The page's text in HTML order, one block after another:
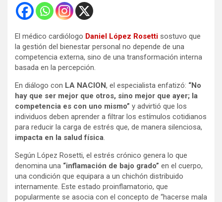
El médico cardiólogo Daniel López Rosetti sostuvo que
la gestión del bienestar personal no depende de una
competencia externa, sino de una transformación interna
basada en la percepción.
En diálogo con LA NACION, el especialista enfatizó: “No
hay que ser mejor que otros, sino mejor que ayer; la
competencia es con uno mismo” y advirtió que los
individuos deben aprender a filtrar los estímulos cotidianos
para reducir la carga de estrés que, de manera silenciosa,
impacta en la salud física
Según López Rosetti, el estrés crónico genera lo que
denomina una “inflamación de bajo grado” en el cuerpo,
una condición que equipara a un chichón distribuido
internamente. Este estado proinflamatorio, que
popularmente se asocia con el concepto de “hacerse mala